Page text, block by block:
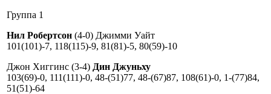
Группа 1
Нил Робертсон (4-0) Джимми Уайт
101(101)-7, 118(115)-9, 81(81)-5, 80(59)-10
Джон Хиггинс (3-4) Дин Джуньху
103(69)-0, 111(111)-0, 48-(51)77, 48-(67)87, 108(61)-0, 1-(77)84,
51(51)-64